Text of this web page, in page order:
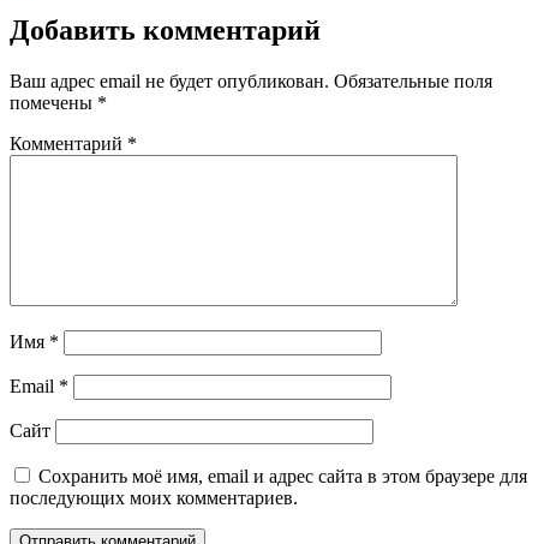
Добавить комментарий
Ваш адрес email не будет опубликован. Обязательные поля
помечены *
Комментарий *
Имя *
Email *
Сайт
Сохранить моё имя, email и адрес сайта в этом браузере для
последующих моих комментариев.